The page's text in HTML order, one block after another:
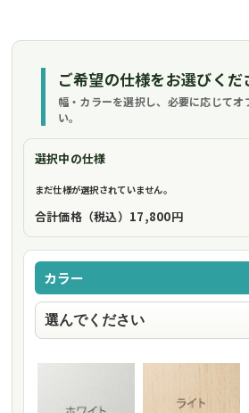
ご希望の仕様をお選びくだ
幅・カラーを選択し、必要に応じてオ
い。
選択中の仕様
まだ仕様が選択されていません。
合計価格（税込） 17,800円
カラー